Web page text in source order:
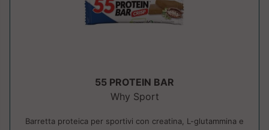
55 PROTEIN BAR
Why Sport
Barretta proteica per sportivi con creatina, L-glutammina e